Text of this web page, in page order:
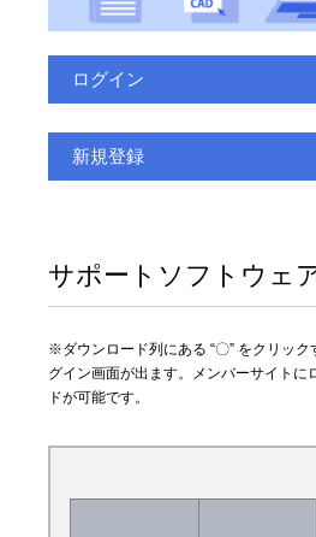
ログイン
新規登録
サポートソフトウェ
※ダウンロード列にある “〇” をクリック
グイン画面が出ます。メンバーサイトに
ドが可能です。